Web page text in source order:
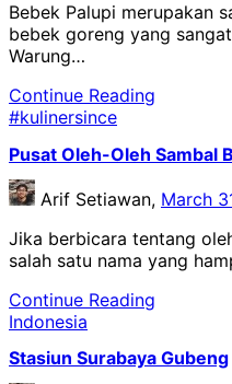
Bebek Palupi merupakan
bebek goreng yang
Warung…
Continue Reading
#kulinersince
Pusat Oleh-Oleh Sambal
Arif Setiawan, March
Jika berbicara tentang
salah satu nama yang
Continue Reading
Indonesia
Stasiun Surabaya Gubeng